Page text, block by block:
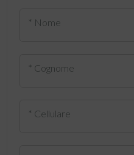
* Nome
* Cognome
* Cellulare